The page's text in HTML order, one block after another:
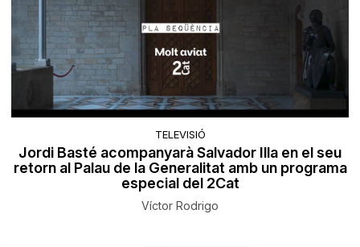
TELEVISIÓ
Jordi Basté acompanyarà Salvador Illa en el seu
retorn al Palau de la Generalitat amb un programa
especial del 2Cat
Víctor Rodrigo